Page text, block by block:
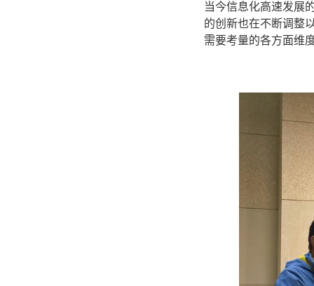
当今信息化高速发展
的创新也在不断调整
需要考量的各方面维